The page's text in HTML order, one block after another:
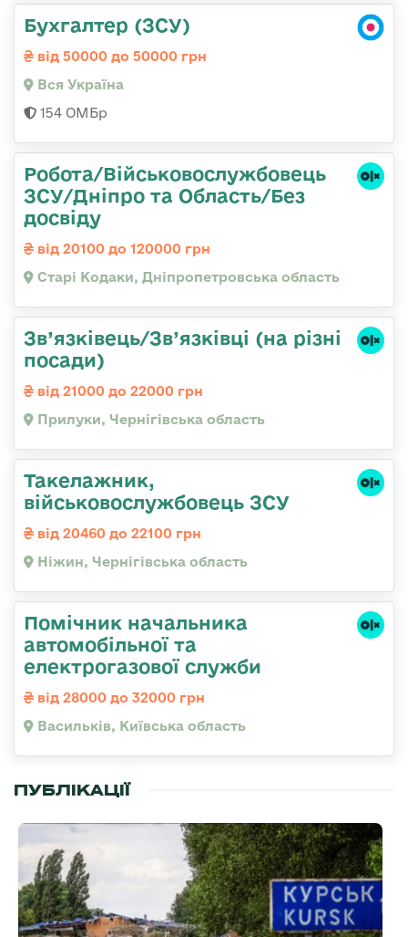
Бухгалтер (ЗСУ)
від 50000 до 50000 грн
Вся Україна
154 ОМБр
Робота/Військовослужбовець
ЗСУ/Дніпро та Область/Без
досвіду
від 20100 до 120000 грн
Старі Кодаки, Дніпропетровська область
Зв’язківець/Зв’язківці (на різні
посади)
від 21000 до 22000 грн
Прилуки, Чернігівська область
Такелажник,
військовослужбовець ЗСУ
від 20460 до 22100 грн
Ніжин, Чернігівська область
Помічник начальника
автомобільної та
електрогазової служби
від 28000 до 32000 грн
Васильків, Київська область
ПУБЛІКАЦІЇ